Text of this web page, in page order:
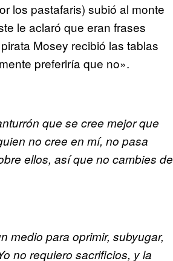
los pastafaris) subió al monte
le aclaró que eran frases
Mosey recibió las tablas
preferiría que no».
que se cree mejor que
no cree en mí, no pasa
ellos, así que no cambies de
medio para oprimir, subyugar,
no requiero sacrificios, y la